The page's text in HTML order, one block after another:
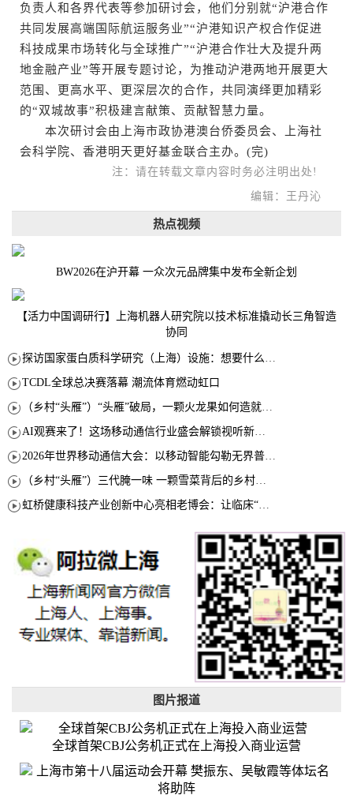
负责人和各界代表等参加研讨会，他们分别就“沪港合作
共同发展高端国际航运服务业”“沪港知识产权合作促进
科技成果市场转化与全球推广”“沪港合作壮大及提升两
地金融产业”等开展专题讨论，为推动沪港两地开展更大
范围、更高水平、更深层次的合作，共同演绎更加精彩
的“双城故事”积极建言献策、贡献智慧力量。
本次研讨会由上海市政协港澳台侨委员会、上海社
会科学院、香港明天更好基金联合主办。(完)
注：请在转载文章内容时务必注明出处!
编辑：王丹沁
热点视频
BW2026在沪开幕 一众次元品牌集中发布全新企划
【活力中国调研行】上海机器人研究院以技术标准撬动长三角智造
协同
TCDL全球总决赛落幕 潮流体育燃动虹口
图片报道
全球首架CBJ公务机正式在上海投入商业运营